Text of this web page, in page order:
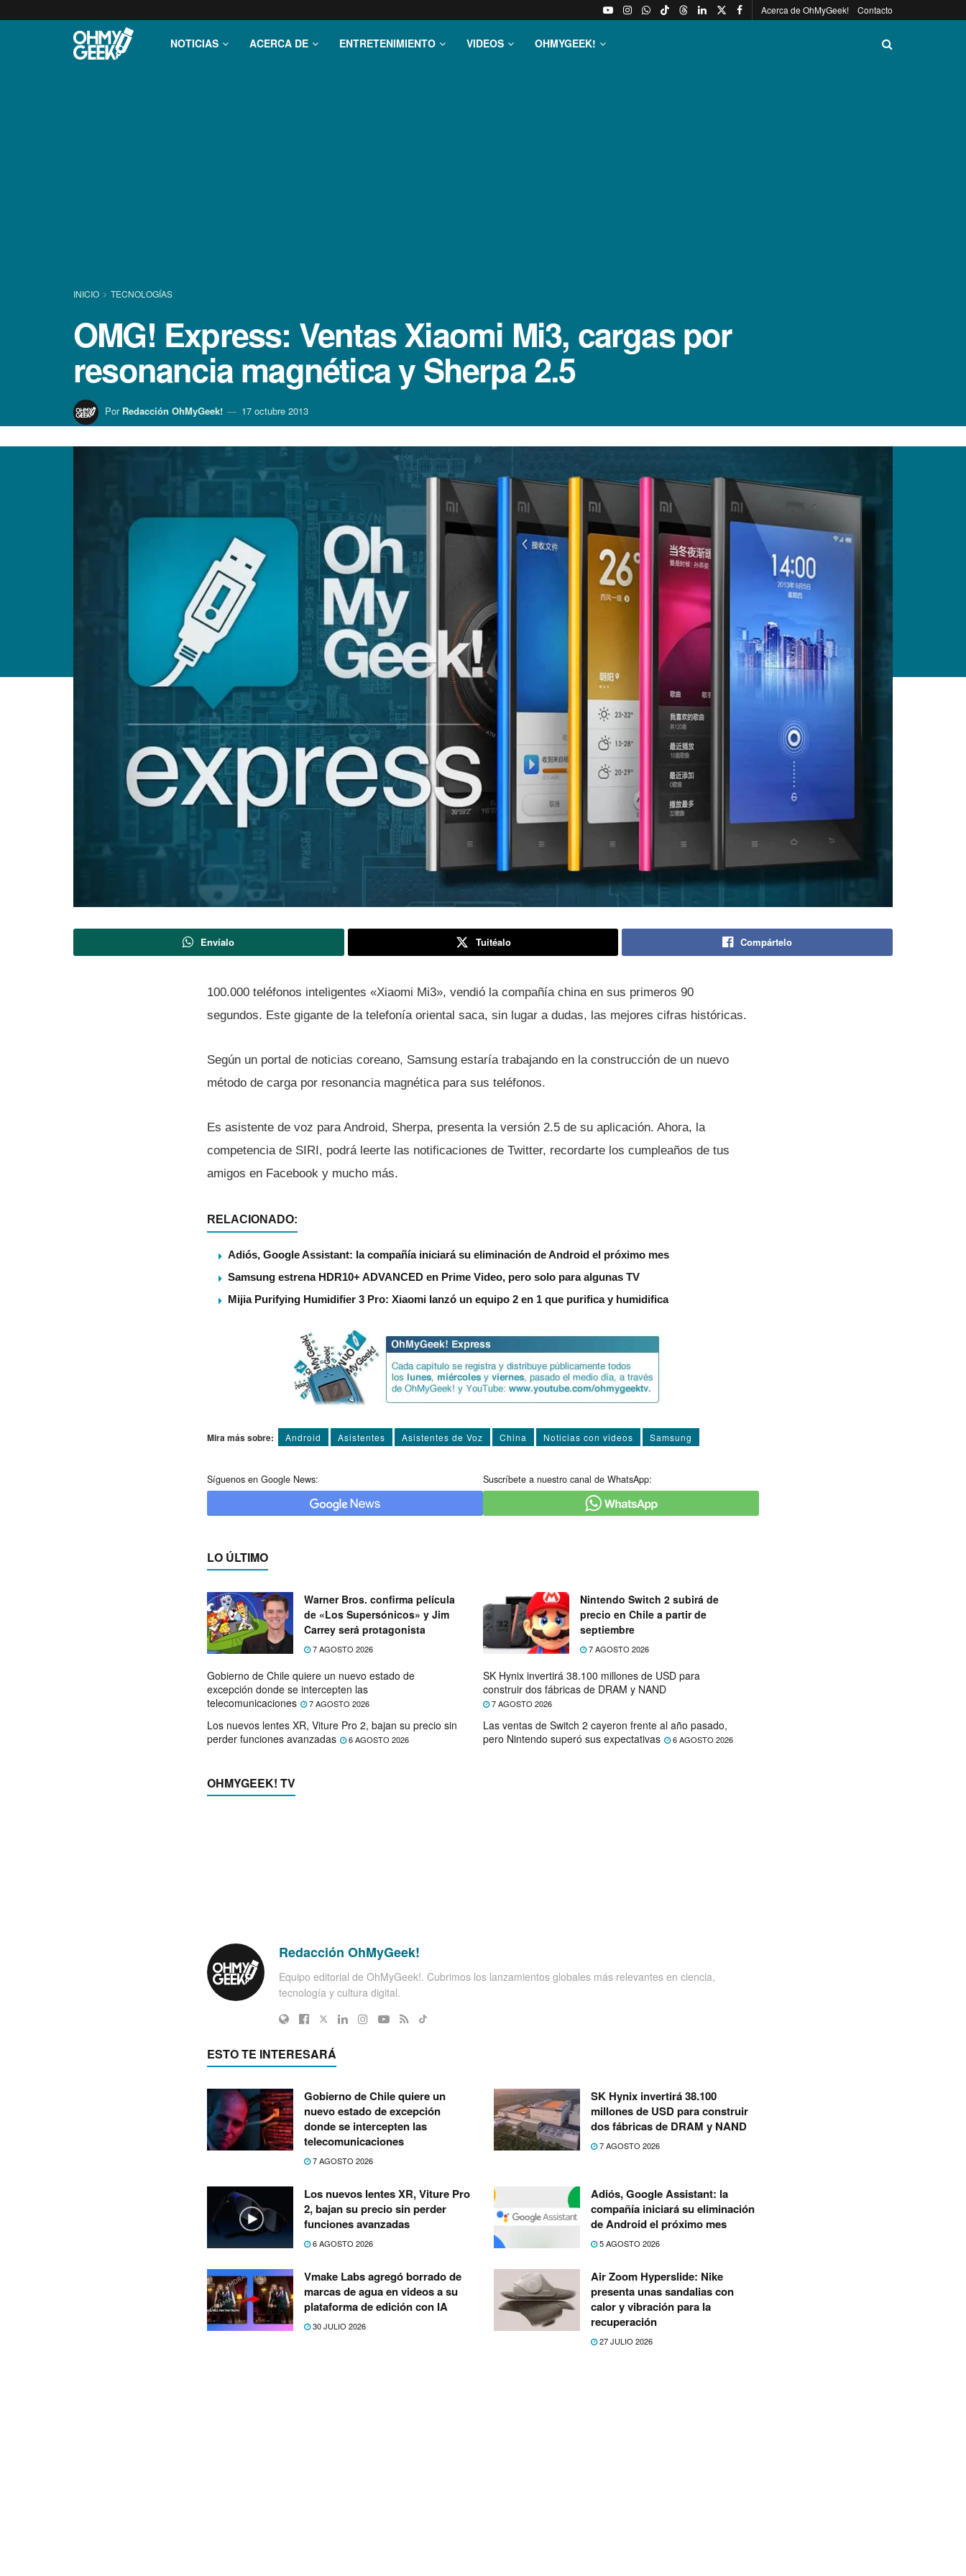
Acerca de OhMyGeek! Contacto
NOTICIAS ACERCA DE ENTRETENIMIENTO VIDEOS OHMYGEEK!
INICIO TECNOLOGÍ­AS
OMG! Express: Ventas Xiaomi Mi3, cargas por
resonancia magnética y Sherpa 2.5
Por Redacción OhMyGeek! 17 octubre 2013
Envíalo Tuitéalo Compártelo
100.000 teléfonos inteligentes «Xiaomi Mi3», vendió la compañí­a china en sus primeros 90
segundos. Este gigante de la telefoní­a oriental saca, sin lugar a dudas, las mejores cifras históricas.
Según un portal de noticias coreano, Samsung estarí­a trabajando en la construcción de un nuevo
método de carga por resonancia magnética para sus teléfonos.
Es asistente de voz para Android, Sherpa, presenta la versión 2.5 de su aplicación. Ahora, la
competencia de SIRI, podrá leerte las notificaciones de Twitter, recordarte los cumpleaños de tus
amigos en Facebook y mucho más.
RELACIONADO:
Adiós, Google Assistant: la compañía iniciará su eliminación de Android el próximo mes
Samsung estrena HDR10+ ADVANCED en Prime Video, pero solo para algunas TV
Mijia Purifying Humidifier 3 Pro: Xiaomi lanzó un equipo 2 en 1 que purifica y humidifica
Mira más sobre: Android Asistentes Asistentes de Voz China Noticias con videos Samsung
Síguenos en Google News: Suscríbete a nuestro canal de WhatsApp:
LO ÚLTIMO
Warner Bros. confirma película
de «Los Supersónicos» y Jim
Carrey será protagonista
7 AGOSTO 2026
Nintendo Switch 2 subirá de
precio en Chile a partir de
septiembre
7 AGOSTO 2026
Gobierno de Chile quiere un nuevo estado de
excepción donde se intercepten las
telecomunicaciones
7 AGOSTO 2026
SK Hynix invertirá 38.100 millones de USD para
construir dos fábricas de DRAM y NAND
7 AGOSTO 2026
Los nuevos lentes XR, Viture Pro 2, bajan su precio sin
perder funciones avanzadas
6 AGOSTO 2026
Las ventas de Switch 2 cayeron frente al año pasado,
pero Nintendo superó sus expectativas
6 AGOSTO 2026
OHMYGEEK! TV
Redacción OhMyGeek!
Equipo editorial de OhMyGeek!. Cubrimos los lanzamientos globales más relevantes en ciencia,
tecnología y cultura digital.
ESTO TE INTERESARÁ
Gobierno de Chile quiere un
nuevo estado de excepción
donde se intercepten las
telecomunicaciones
7 AGOSTO 2026
SK Hynix invertirá 38.100
millones de USD para construir
dos fábricas de DRAM y NAND
7 AGOSTO 2026
Los nuevos lentes XR, Viture Pro
2, bajan su precio sin perder
funciones avanzadas
6 AGOSTO 2026
Adiós, Google Assistant: la
compañía iniciará su eliminación
de Android el próximo mes
5 AGOSTO 2026
Vmake Labs agregó borrado de
marcas de agua en videos a su
plataforma de edición con IA
30 JULIO 2026
Air Zoom Hyperslide: Nike
presenta unas sandalias con
calor y vibración para la
recuperación
27 JULIO 2026